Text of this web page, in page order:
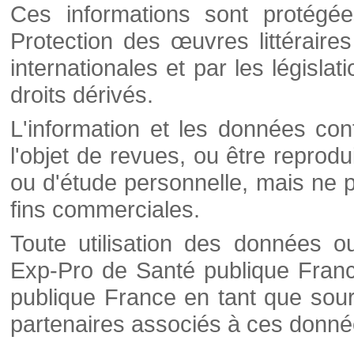
Ces informations sont
Protection des œuvres
internationales et par les
droits dérivés.
L'information et les données
l'objet de revues, ou être
ou d'étude personnelle, mais ne
fins commerciales.
Toute utilisation des données
Exp-Pro de Santé publique
publique France en tant que
partenaires associés à ces